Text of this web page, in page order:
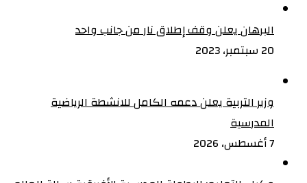
البرهان يعلن وقف إطلاق نار من جانب واحد
20 سبتمبر، 2023
وزير التربية يعلن دعمه الكامل للانشطة الرياضية
المدرسية
7 أغسطس، 2026